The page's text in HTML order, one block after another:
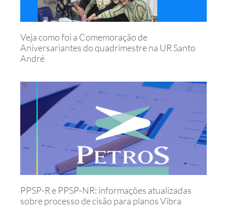
Veja como foi a Comemoração de
Aniversariantes do quadrimestre na UR Santo
André
PPSP-R e PPSP-NR: informações atualizadas
sobre processo de cisão para planos Vibra